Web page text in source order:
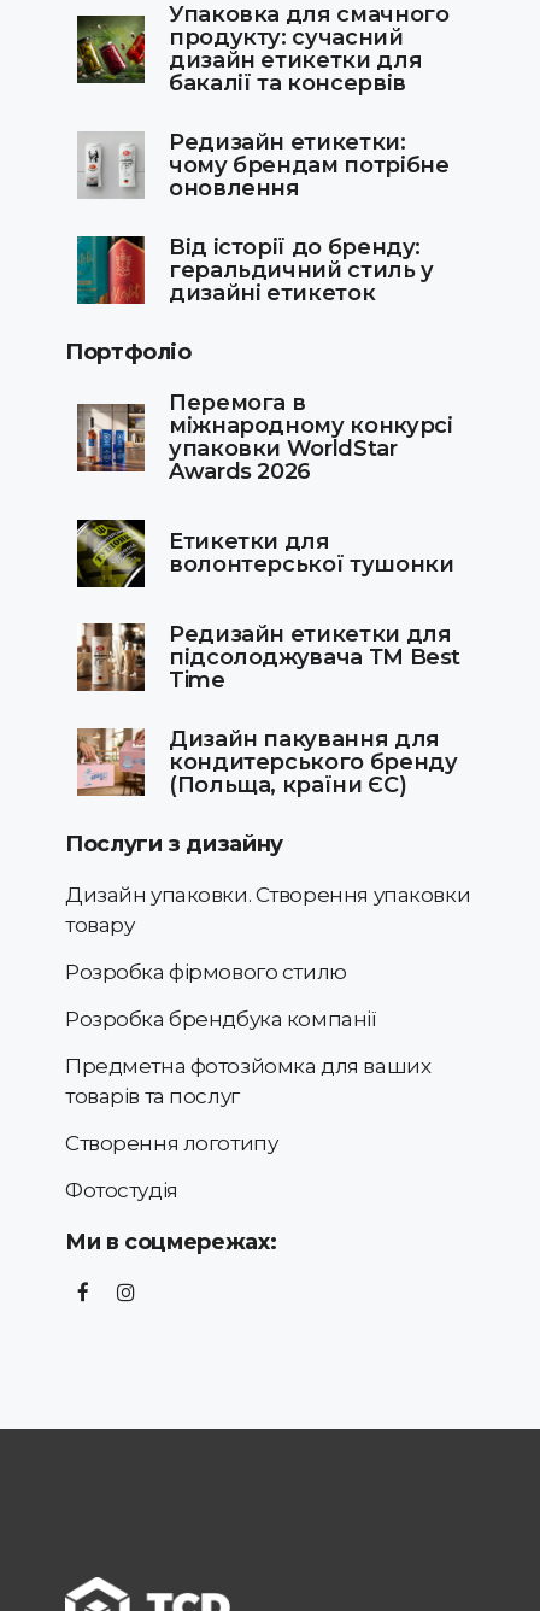
Упаковка для смачного
продукту: сучасний
дизайн етикетки для
бакалії та консервів
Редизайн етикетки:
чому брендам потрібне
оновлення
Від історії до бренду:
геральдичний стиль у
дизайні етикеток
Портфоліо
Перемога в
міжнародному конкурсі
упаковки WorldStar
Awards 2026
Етикетки для
волонтерської тушонки
Редизайн етикетки для
підсолоджувача ТМ Best
Time
Дизайн пакування для
кондитерського бренду
(Польща, країни ЄС)
Послуги з дизайну
Дизайн упаковки. Створення упаковки
товару
Розробка фірмового стилю
Розробка брендбука компанії
Предметна фотозйомка для ваших
товарів та послуг
Створення логотипу
Фотостудія
Ми в соцмережах: